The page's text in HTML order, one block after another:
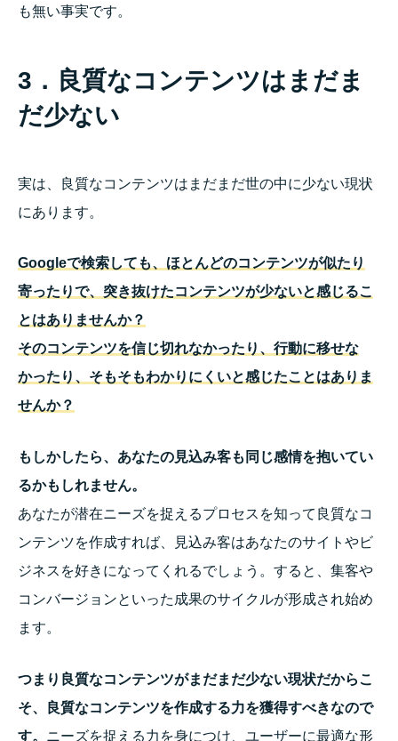
も無い事実です。
3．良質なコンテンツはまだま
だ少ない
実は、良質なコンテンツはまだまだ世の中に少ない現状
にあります。
Googleで検索しても、ほとんどのコンテンツが似たり
寄ったりで、突き抜けたコンテンツが少ないと感じるこ
とはありませんか？
そのコンテンツを信じ切れなかったり、行動に移せな
かったり、そもそもわかりにくいと感じたことはありま
せんか？
もしかしたら、あなたの見込み客も同じ感情を抱いてい
るかもしれません。
あなたが潜在ニーズを捉えるプロセスを知って良質なコ
ンテンツを作成すれば、見込み客はあなたのサイトやビ
ジネスを好きになってくれるでしょう。すると、集客や
コンバージョンといった成果のサイクルが形成され始め
ます。
つまり良質なコンテンツがまだまだ少ない現状だからこ
そ、良質なコンテンツを作成する力を獲得すべきなので
す。 ニーズを捉える力を身につけ、ユーザーに最適な形